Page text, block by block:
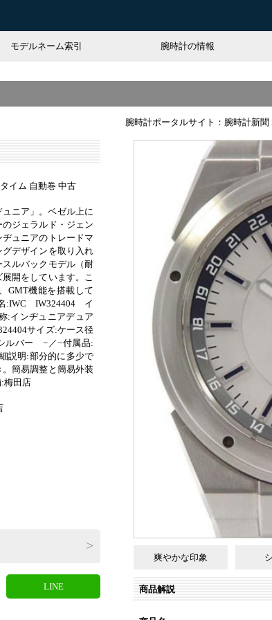
モデルネーム索引 腕時計の情報
腕時計ポータルサイト：腕時計新聞
爽やかな印象
商品解説
イム 自動巻 中古
ニア」。ベゼル上に
ジェラルド・ジェン
ュニアのトレードマ
デザインを取り入れ
ルバックモデル（耐
開をしています。こ
GMT機能を搭載して
名:IWC IW324404 イ
:インヂュニアデュア
サイズ:ケース径
ルバー −／−付属品:
説明:部分的に多少で
簡易調整と簡易外装
梅田店
LINE